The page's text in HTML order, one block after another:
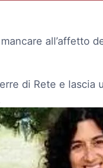
all’affetto
di Rete e